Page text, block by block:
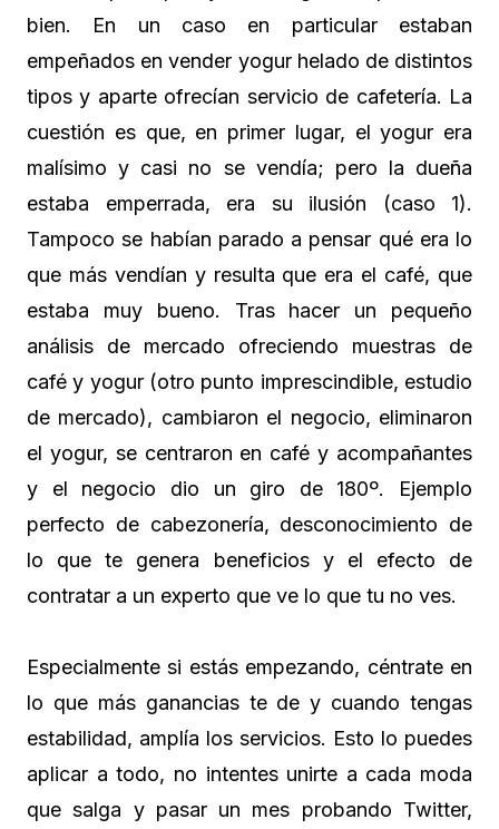
bien. En un caso en particular estaban
empeñados en vender yogur helado de distintos
tipos y aparte ofrecían servicio de cafetería. La
cuestión es que, en primer lugar, el yogur era
malísimo y casi no se vendía; pero la dueña
estaba emperrada, era su ilusión (caso 1).
Tampoco se habían parado a pensar qué era lo
que más vendían y resulta que era el café, que
estaba muy bueno. Tras hacer un pequeño
análisis de mercado ofreciendo muestras de
café y yogur (otro punto imprescindible, estudio
de mercado), cambiaron el negocio, eliminaron
el yogur, se centraron en café y acompañantes
y el negocio dio un giro de 180º. Ejemplo
perfecto de cabezonería, desconocimiento de
lo que te genera beneficios y el efecto de
contratar a un experto que ve lo que tu no ves.
Especialmente si estás empezando, céntrate en
lo que más ganancias te de y cuando tengas
estabilidad, amplía los servicios. Esto lo puedes
aplicar a todo, no intentes unirte a cada moda
que salga y pasar un mes probando Twitter,